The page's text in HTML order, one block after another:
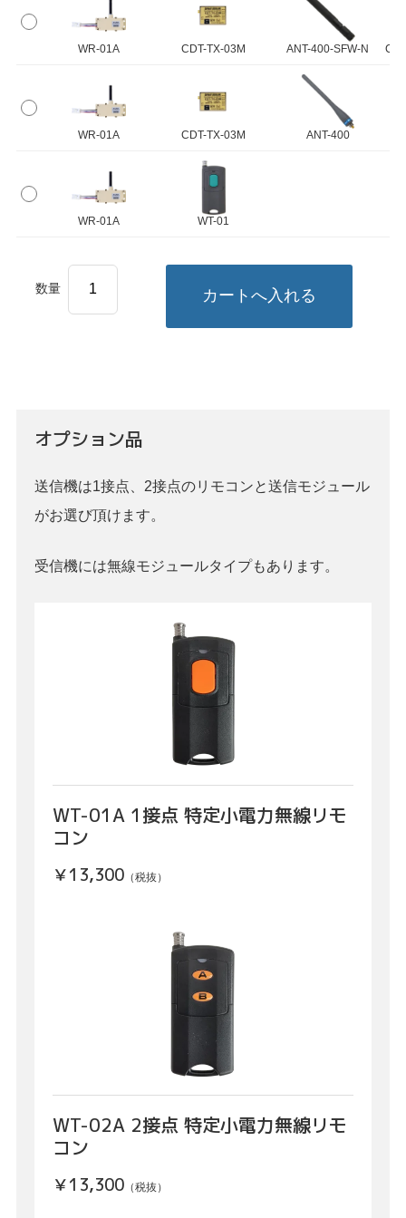
WR-01A CDT-TX-03M ANT-400-SFW-N
WR-01A CDT-TX-03M ANT-400
WR-01A WT-01
数量
オプション品
送信機は1接点、2接点のリモコンと送信モジュール
がお選び頂けます。
受信機には無線モジュールタイプもあります。
WT-01A 1接点 特定小電力無線リモ
コン
￥13,300（税抜）
WT-02A 2接点 特定小電力無線リモ
コン
￥13,300（税抜）